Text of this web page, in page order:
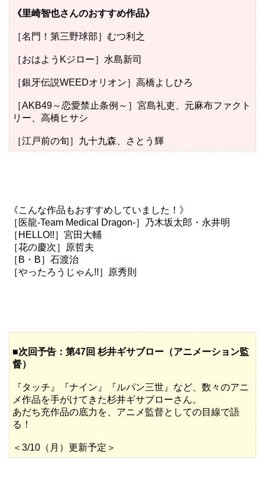
《里崎智也さんのおすすめ作品》
［名門！第三野球部］むつ利之
［おはようKジロー］ 水島新司
［銀牙伝説WEEDオリオン］ 高橋よしひろ
［AKB49～恋愛禁止条例～］宮島礼吏、元麻布ファクト
リー、高橋ヒサシ
［江戸前の旬］九十九森、さとう輝
《こんな作品もおすすめしていました！》
［ 医龍-Team Medical Dragon-］ 乃木坂太郎 ・ 永井明
［HELLO!!］宮田大輔
［花の慶次］
原哲夫
［ B・B］ 石渡治
［やったろうじゃん!!］ 原秀則
■次回予告：第47回 杉井ギサブロー（アニメーション監
督）
『タッチ』 『ナイン』
『ルパン三世』など、数々のアニ
メ作品を手がけてきた杉井ギサブローさん。
あだち充作品の底力を、アニメ監督としての目線で語
る！
＜3/10（月）更新予定＞